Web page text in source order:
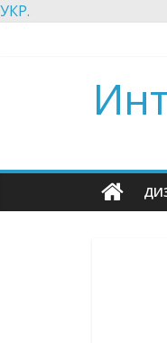
УКР.